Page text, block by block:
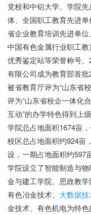
党校和中铝大学。学院
体、全国职工教育先进
省企业教育培训先进单位
中国有色金属行业职工
优秀鉴定站等荣誉称号
有限公司成为教育部首批
被省教育厅评为“山东省
评为“山东省校企一体化
互动”的办学特色得到上
学院总占地面积1674亩
校区总占地面积约924亩
设，一期占地面积约597
学院设立了智能制造与
金与建工学院、思政教学
有色冶金技术、 大数据
金技术、有色机电为特